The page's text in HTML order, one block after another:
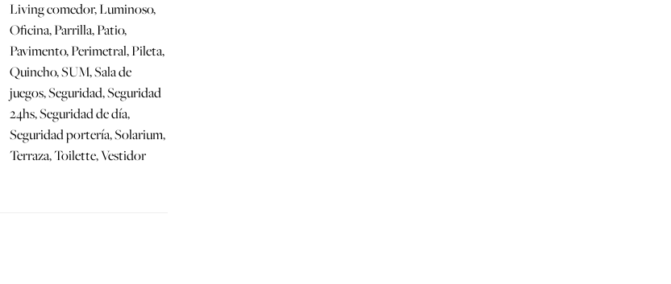
Living comedor, Luminoso,
Oficina, Parrilla, Patio,
Pavimento, Perimetral, Pileta,
Quincho, SUM, Sala de
juegos, Seguridad, Seguridad
24hs, Seguridad de día,
Seguridad portería, Solarium,
Terraza, Toilette, Vestidor